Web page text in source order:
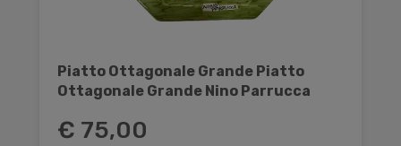
Piatto Ottagonale Grande Piatto
Ottagonale Grande Nino Parrucca
€ 75,00